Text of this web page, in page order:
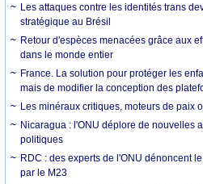
Les attaques contre les identités trans
stratégique au Brésil
Retour d'espèces menacées grâce aux
dans le monde entier
France. La solution pour protéger les
mais de modifier la conception des
Les minéraux critiques, moteurs de paix
Nicaragua : l'ONU déplore de nouvelles
politiques
RDC : des experts de l'ONU dénoncent
par le M23